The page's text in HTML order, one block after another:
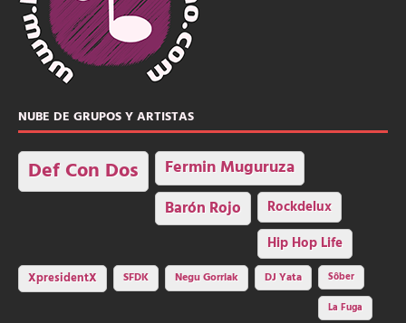
NUBE DE GRUPOS Y ARTISTAS
Def Con Dos Fermin Muguruza
Barón Rojo Rockdelux
Hip Hop Life
XpresidentX SFDK Negu Gorriak DJ Yata
Sôber
La Fuga